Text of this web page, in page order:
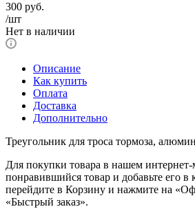
300 руб.
/шт
Нет в наличии
Описание
Как купить
Оплата
Доставка
Дополнительно
Треугольник для троса тормоза,
Для покупки товара в нашем интернет-
понравившийся товар и добавьте его в
перейдите в Корзину и нажмите на
«Быстрый заказ».